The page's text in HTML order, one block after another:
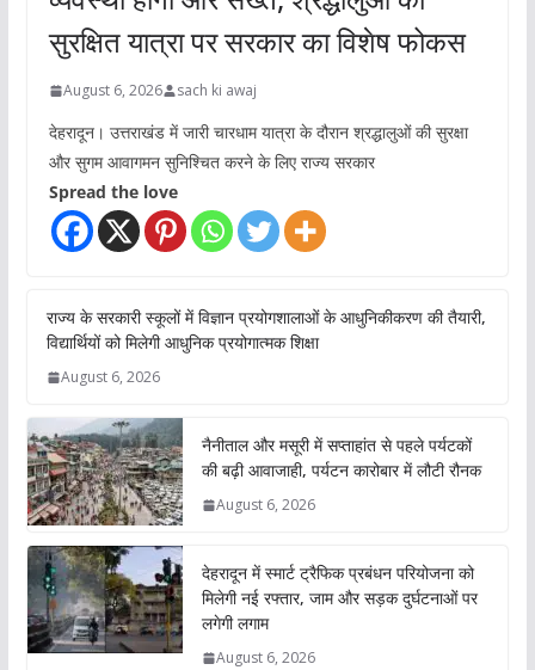
सुरक्षित यात्रा पर सरकार का विशेष फोकस
August 6, 2026 sach ki awaj
देहरादून। उत्तराखंड में जारी चारधाम यात्रा के दौरान श्रद्धालुओं की सुरक्षा
और सुगम आवागमन सुनिश्चित करने के लिए राज्य सरकार
Spread the love
राज्य के सरकारी स्कूलों में विज्ञान प्रयोगशालाओं के आधुनिकीकरण की तैयारी,
विद्यार्थियों को मिलेगी आधुनिक प्रयोगात्मक शिक्षा
August 6, 2026
नैनीताल और मसूरी में सप्ताहांत से पहले पर्यटकों
की बढ़ी आवाजाही, पर्यटन कारोबार में लौटी रौनक
August 6, 2026
देहरादून में स्मार्ट ट्रैफिक प्रबंधन परियोजना को
मिलेगी नई रफ्तार, जाम और सड़क दुर्घटनाओं पर
लगेगी लगाम
August 6, 2026